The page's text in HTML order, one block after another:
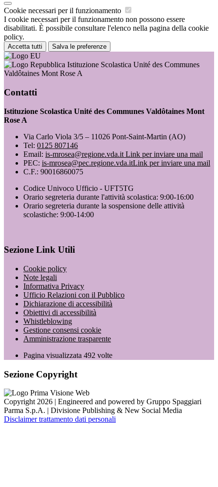
Cookie necessari per il funzionamento
I cookie necessari per il funzionamento non possono essere
disabilitati. È possibile consultare l'elenco nella pagina della cookie
policy.
Accetta tutti Salva le preferenze
Istituzione Scolastica Unité des Communes
Valdôtaines Mont Rose A
Contatti
Istituzione Scolastica Unité des Communes Valdôtaines Mont
Rose A
Via Carlo Viola 3/5 – 11026 Pont-Saint-Martin (AO)
Tel: 0125 807146
Email: is-mrosea@regione.vda.it Link per inviare una mail
PEC: is-mrosea@pec.regione.vda.itLink per inviare una mail
C.F.: 90016860075
Codice Univoco Ufficio - UFT5TG
Orario segreteria durante l'attività scolastica: 9:00-16:00
Orario segreteria durante la sospensione delle attività
scolastiche: 9:00-14:00
Sezione Link Utili
Cookie policy
Note legali
Informativa Privacy
Ufficio Relazioni con il Pubblico
Dichiarazione di accessibilità
Obiettivi di accessibilità
Whistleblowing
Gestione consensi cookie
Amministrazione trasparente
Pagina visualizzata 492 volte
Sezione Copyright
Copyright 2026 | Engineered and powered by Gruppo Spaggiari
Parma S.p.A. | Divisione Publishing & New Social Media
Disclaimer trattamento dati personali